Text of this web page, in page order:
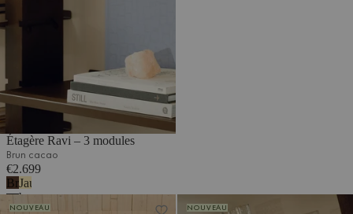
Étagère Ravi – 3 modules
Brun cacao
€2.699
Brun
cacao
Jaune
beurre
NOUVEAU NOUVEAU